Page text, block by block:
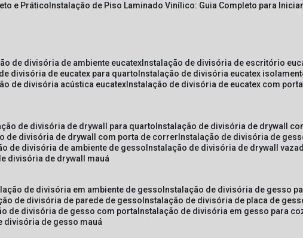
e Prático Instalação de Piso Laminado Vinílico: Guia Completo para
de divisória de ambiente eucatex instalação de divisória de escritório
divisória de eucatex para quarto instalação de divisória eucatex
de divisória acústica eucatex instalação de divisória de eucatex com porta
de divisória de drywall para quarto instalação de divisória de drywall
de divisória de drywall com porta de correr instalação de divisória de
de divisória de ambiente de gesso instalação de divisória de drywall
divisória de drywall mauá
de divisória em ambiente de gesso instalação de divisória de gesso
de divisória de parede de gesso instalação de divisória de placa de
de divisória de gesso com porta instalação de divisória em gesso para
divisória de gesso mauá